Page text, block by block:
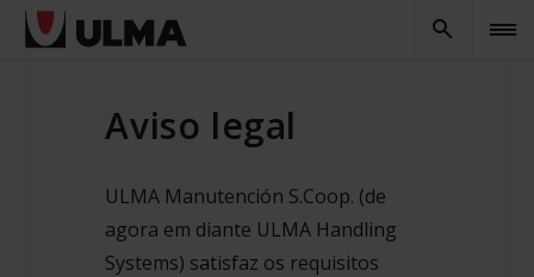
Aviso legal
ULMA Manutención S.Coop. (de
agora em diante ULMA Handling
Systems) satisfaz os requisitos